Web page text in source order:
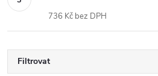
736 Kč bez DPH
Filtrovat